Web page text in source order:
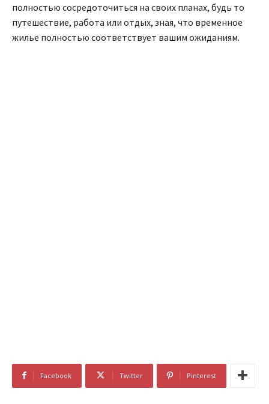
полностью сосредоточиться на своих планах, будь то
путешествие, работа или отдых, зная, что временное
жилье полностью соответствует вашим ожиданиям.
Facebook Twitter Pinterest